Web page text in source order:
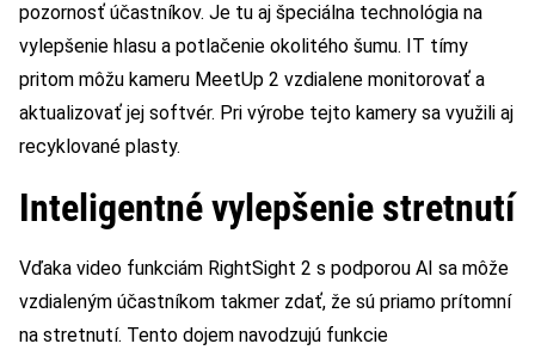
pozornosť účastníkov. Je tu aj špeciálna technológia na
vylepšenie hlasu a potlačenie okolitého šumu. IT tímy
pritom môžu kameru MeetUp 2 vzdialene monitorovať a
aktualizovať jej softvér. Pri výrobe tejto kamery sa využili aj
recyklované plasty.
Inteligentné vylepšenie stretnutí
Vďaka video funkciám RightSight 2 s podporou AI sa môže
vzdialeným účastníkom takmer zdať, že sú priamo prítomní
na stretnutí. Tento dojem navodzujú funkcie